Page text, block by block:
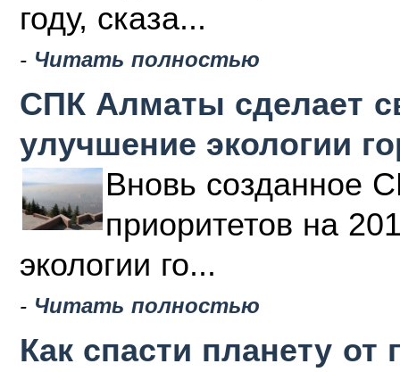
году, сказа...
- Читать полностью
СПК Алматы сделает
улучшение экологии
Вновь созданное
приоритетов на
экологии го...
- Читать полностью
Как спасти планету от